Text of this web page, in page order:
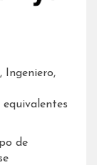
Ingeniero,
de